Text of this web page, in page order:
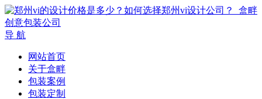
导 航
网站首页
关于盒畔
包装案例
包装定制